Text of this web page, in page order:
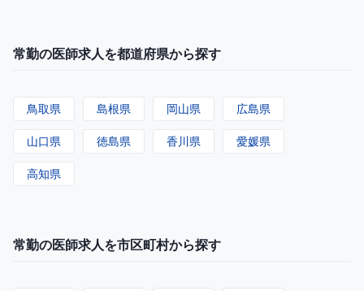
常勤の医師求人を都道府県から探す
鳥取県 島根県 岡山県 広島県
山口県 徳島県 香川県 愛媛県
高知県
常勤の医師求人を市区町村から探す